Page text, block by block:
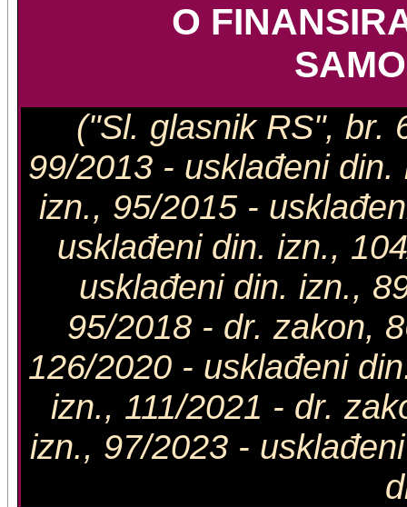
O
("Sl. glasnik RS", br.
99/2013 - usklađeni
izn., 95/2015 -
usklađeni din. izn.,
usklađeni din. izn.,
95/2018 - dr. zakon,
126/2020 - usklađeni
izn., 111/2021 - dr.
izn., 97/2023 -